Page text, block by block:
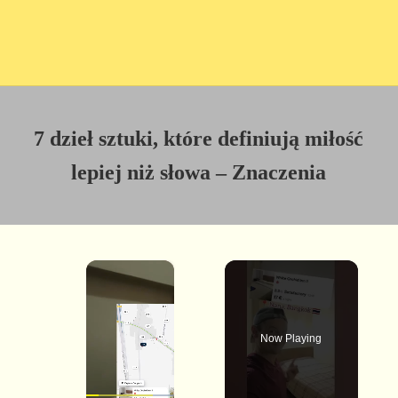
7 dzieł sztuki, które definiują miłość
lepiej niż słowa – Znaczenia
×
Now Playing